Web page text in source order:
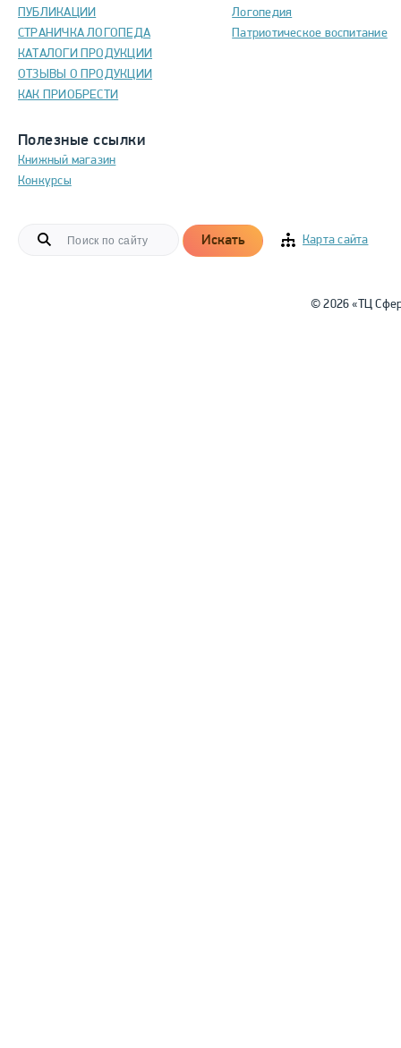
ПУБЛИКАЦИИ
СТРАНИЧКА ЛОГОПЕДА
КАТАЛОГИ ПРОДУКЦИИ
ОТЗЫВЫ О ПРОДУКЦИИ
КАК ПРИОБРЕСТИ
Полезные ссылки
Книжный магазин
Конкурсы
Логопедия
Патриотическое воспитание
Искать Карта сайта
© 2026 «ТЦ